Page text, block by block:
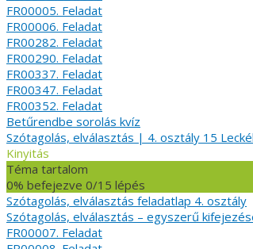
FR00005. Feladat
FR00006. Feladat
FR00282. Feladat
FR00290. Feladat
FR00337. Feladat
FR00347. Feladat
FR00352. Feladat
Betűrendbe sorolás kvíz
Szótagolás, elválasztás | 4. osztály 15
Kinyitás
Téma tartalom
0% befejezve 0/15 lépés
Szótagolás, elválasztás feladatlap 4. osztály
Szótagolás, elválasztás – egyszerű
FR00007. Feladat